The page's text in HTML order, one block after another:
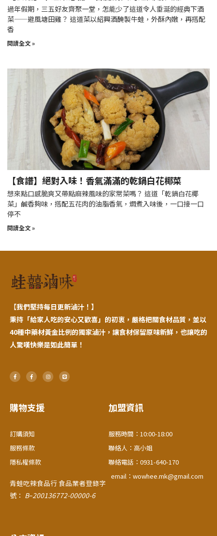
過年假期，三五好友齊聚一堂，怎能少了這道令人垂涎的經典下酒
菜——避風塘田雞？ 這道菜以紹興酒醃製牛蛙，外酥內嫩，再搭配
香
閱讀全文 »
【食譜】絕對入味！香氣滿滿的乾鍋白花椰菜
想來點口感脆爽又帶點麻辣風味的家常菜嗎？ 這道「乾鍋白花椰
菜」鹹香夠味，搭配五花肉的油脂香氣，燜煮入味後，一口接一口
停不
閱讀全文 »
【我們堅持每日更新滷汁！】
秉持「給家人吃的安心又歡喜」的初衷，嚴格把關食材品質，並以
40種中藥材黃金比例的獨家滷汁，讓食材保留原味新鮮，也讓吃的
人驚嘆快樂是如此簡單！
F
a
c
k
-
F
a
c
k
-
I
n
s
L
i
n
購物支援
訂購須知
服務條款
隱私權條款
青蛙吃辣食品行 食品業者登錄字
號： B–200136772-00000-6
加盟資訊
服務時間：10:00-18:00
聯絡人：高小姐
聯絡電話：0931-640-170
email：wowhee.mk@gmail.com